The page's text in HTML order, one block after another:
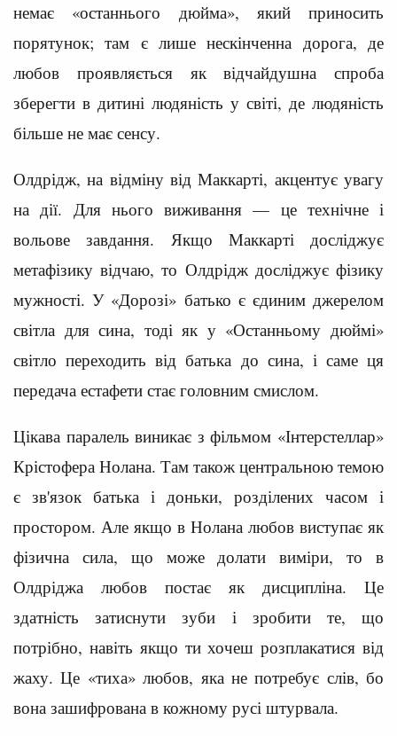
немає «останнього дюйма», який приносить
порятунок; там є лише нескінченна дорога, де
любов проявляється як відчайдушна спроба
зберегти в дитині людяність у світі, де людяність
більше не має сенсу.
Олдрідж, на відміну від Маккарті, акцентує увагу
на дії. Для нього виживання — це технічне і
вольове завдання. Якщо Маккарті досліджує
метафізику відчаю, то Олдрідж досліджує фізику
мужності. У «Дорозі» батько є єдиним джерелом
світла для сина, тоді як у «Останньому дюймі»
світло переходить від батька до сина, і саме ця
передача естафети стає головним смислом.
Цікава паралель виникає з фільмом «Інтерстеллар»
Крістофера Нолана. Там також центральною темою
є зв'язок батька і доньки, розділених часом і
простором. Але якщо в Нолана любов виступає як
фізична сила, що може долати виміри, то в
Олдріджа любов постає як дисципліна. Це
здатність затиснути зуби і зробити те, що
потрібно, навіть якщо ти хочеш розплакатися від
жаху. Це «тиха» любов, яка не потребує слів, бо
вона зашифрована в кожному русі штурвала.